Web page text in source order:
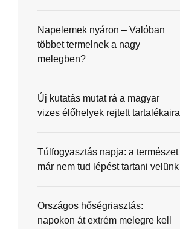
Napelemek nyáron – Valóban
többet termelnek a nagy
melegben?
Új kutatás mutat rá a magyar
vizes élőhelyek rejtett tartalékaira
Túlfogyasztás napja: a természet
már nem tud lépést tartani velünk
Országos hőségriasztás:
napokon át extrém melegre kell